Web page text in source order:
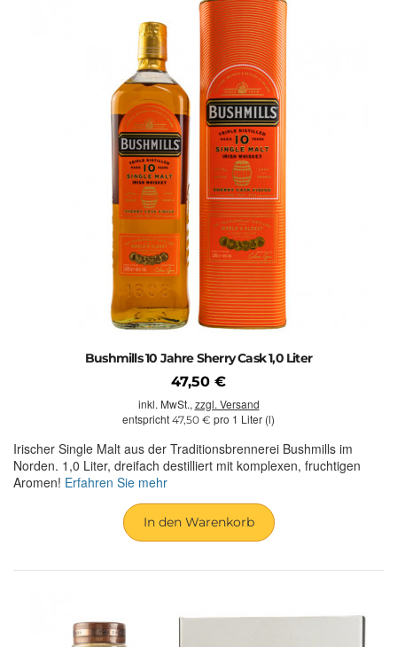
Bushmills 10 Jahre Sherry Cask 1,0 Liter
47,50 €
inkl. MwSt.,zzgl. Versand
entspricht 47,50 € pro 1 Liter (l)
Irischer Single Malt aus der Traditionsbrennerei Bushmills im
Norden. 1,0 Liter, dreifach destilliert mit komplexen, fruchtigen
Aromen! Erfahren Sie mehr
In den Warenkorb